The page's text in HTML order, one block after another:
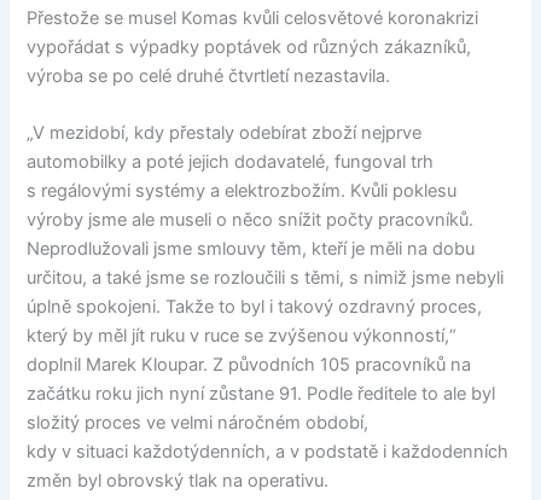
Přestože se musel Komas kvůli celosvětové koronakrizi
vypořádat s výpadky poptávek od různých zákazníků,
výroba se po celé druhé čtvrtletí nezastavila.
„V mezidobí, kdy přestaly odebírat zboží nejprve
automobilky a poté jejich dodavatelé, fungoval trh
s regálovými systémy a elektrozbožím. Kvůli poklesu
výroby jsme ale museli o něco snížit počty pracovníků.
Neprodlužovali jsme smlouvy těm, kteří je měli na dobu
určitou, a také jsme se rozloučili s těmi, s nimiž jsme nebyli
úplně spokojeni. Takže to byl i takový ozdravný proces,
který by měl jít ruku v ruce se zvýšenou výkonností,“
doplnil Marek Kloupar. Z původních 105 pracovníků na
začátku roku jich nyní zůstane 91. Podle ředitele to ale byl
složitý proces ve velmi náročném období,
kdy v situaci každotýdenních, a v podstatě i každodenních
změn byl obrovský tlak na operativu.